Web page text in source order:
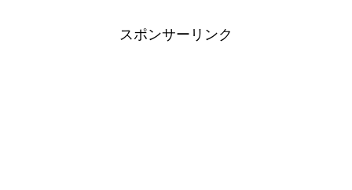
スポンサーリンク